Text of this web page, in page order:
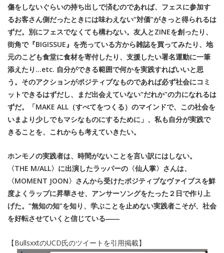
傷をしないぐらいの持ち出しで済むのであれば、フェスに参加す
るお客さん側だったときには味わえない“対価”がきっと得られるは
ずだ。別にフェスでなくても構わない。友人とZINEを創ったり、
街角で『BIGISSUE』を売っている方から雑誌を買ってみたり、地
元のこども食堂に食材を寄付したり、支援したい署名運動に一筆
添えたり…etc. 自分ができる範囲で何かを実践すればいいと思
う。そのアクションがポジティブなものであれば必ず社会にコミ
ットできるはずだし、まだ出会えていない“だれか”の力になれるは
ずだ。「MAKE ALL（すべてをつくる）のマインドで、この社会を
いまより少しでもマシなものにするために」、私も自分が実践で
きることを、これからも考えていきたい。
ホンモノの実践者は、時間がないことを言い訳にはしない。
〈THE M/ALL〉に出演したラッパーの〈仙人掌〉さんは、
〈MOMENT JOON〉さんから受けたポジティブなヴァイブスを鮮
度よくラップに昇華させ、アンサーソングをたった２日で作り上
げた。“無知の知”を知り、学ぶことを止めない実践者こそが、社会
を好転させていくと信じている――
【BullsxxtのUCD氏のツイートを引用掲載】